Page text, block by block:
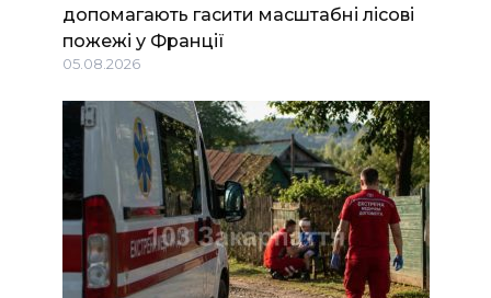
допомагають гасити масштабні лісові
пожежі у Франції
05.08.2026